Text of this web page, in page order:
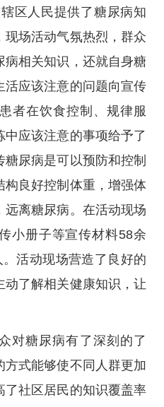
区人民提供了糖尿病知
场活动气氛热烈，群众
病相关知识，还就自身糖
活应该注意的问题向宣传
者在饮食控制、规律服
应该注意的事项给予了
尿病是可以预防和控制
构良好控制体重，增强体
远离糖尿病。在活动现场
小册子等宣传材料58余
活动现场营造了良好的
了解相关健康知识，让
对糖尿病有了深刻的了
式能够使不同人群更加
了社区居民的知识覆盖率